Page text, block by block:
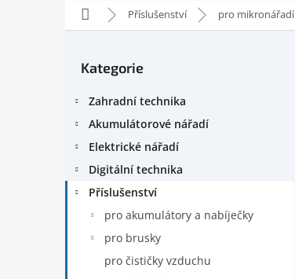
Domů Příslušenství pro mikronářadí
í
Přeskočit
Kategorie
Zahradní technika
Akumulátorové nářadí
Elektrické nářadí
Digitální technika
Příslušenství
pro akumulátory a nabíječky
pro brusky
pro čističky vzduchu